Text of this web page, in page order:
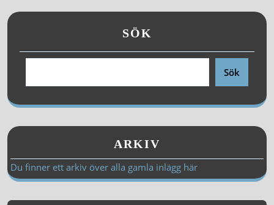
SÖK
Sök
ARKIV
Du finner ett arkiv över alla gamla inlägg här